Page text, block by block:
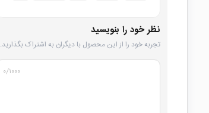
نظر خود را بنویسید
تجربه خود را از این محصول با دیگران به اشتراک بگذارید.
۰/۱۰۰۰